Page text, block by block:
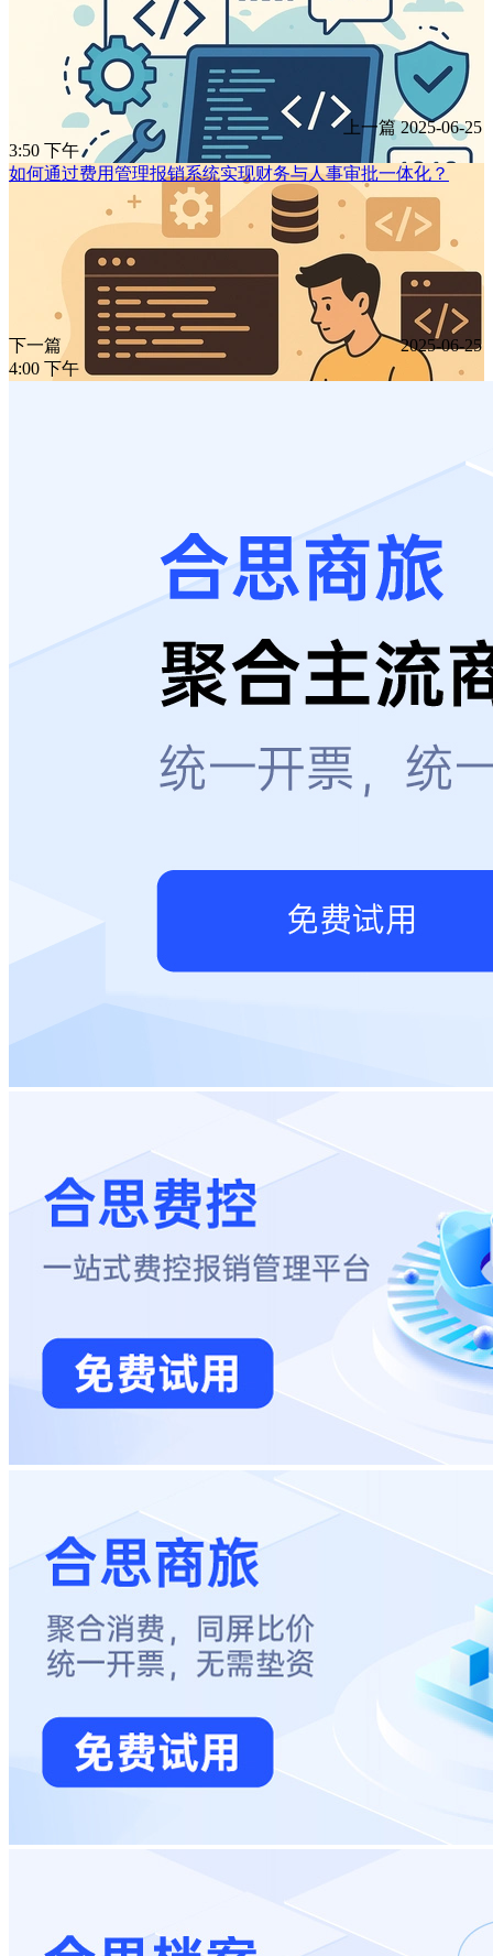
上一篇 2025-06-25
3:50 下午
如何通过费用管理报销系统实现财务与人事审批一体化？
下一篇
2025-06-25
4:00 下午